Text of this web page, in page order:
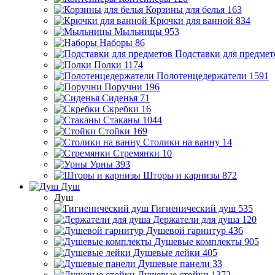
Корзины для белья 163
Крючки для ванной 834
Мыльницы 953
Наборы 86
Подставки для
Полки 1174
Полотенцедержатели 1591
Поручни 196
Сиденья 71
Скребки 16
Стаканы 1044
Стойки 169
Столики на ванну 14
Стремянки 10
Урны 393
Шторы и карнизы 872
Душ
Душ
Гигиенический душ 535
Держатели для душа 120
Душевой гарнитур 436
Душевые комплекты 905
Душевые лейки 405
Душевые панели 33